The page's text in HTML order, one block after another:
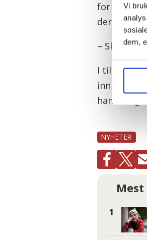
Vi
dem,
for
dere som
– Skal vi
I tillegg til
innlegg.
ham for
NYHETER